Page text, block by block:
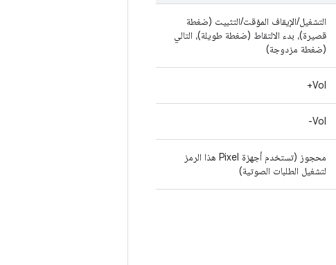
التشغيل/الإيقاف المؤقت/التثبيت (ضغطة
قصيرة)، بدء الالتقاط (ضغطة طويلة)، التالي
(ضغطة مزدوجة)
Vol+
Vol-
محجوز (تستخدم أجهزة Pixel هذا الرمز
لتشغيل الطلبات الصوتية)